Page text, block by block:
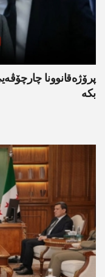
پرۆژەقانوونا
بکە